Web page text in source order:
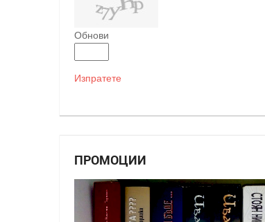
Обнови
Изпратете
ПРОМОЦИИ